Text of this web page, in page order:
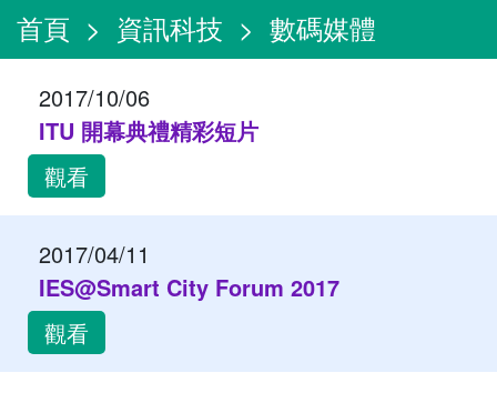
首頁 > 資訊科技 > 數碼媒體
2017/10/06
ITU 開幕典禮精彩短片
觀看
2017/04/11
IES@Smart City Forum 2017
觀看